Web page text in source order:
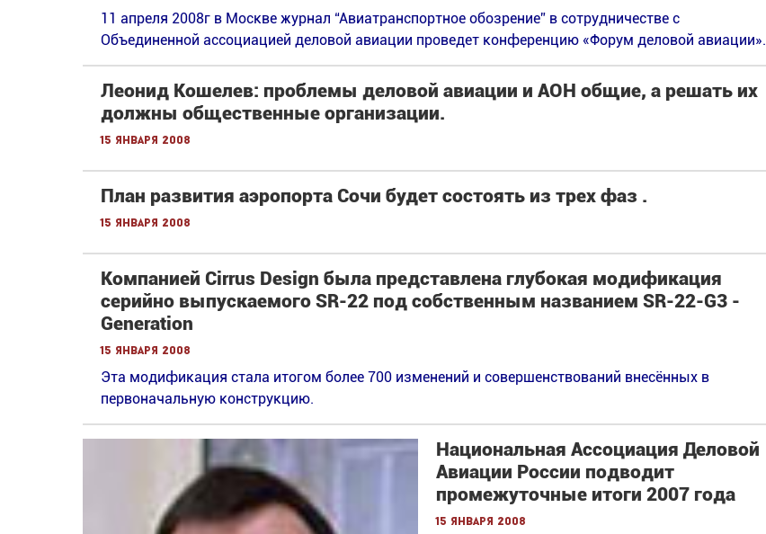
11 апреля 2008г в Москве журнал “Авиатранспортное обозрение” в сотрудничестве c
Объединенной ассоциацией деловой авиации проведет конференцию «Форум деловой авиации».
Леонид Кошелев: проблемы деловой авиации и АОН общие, а решать их
должны общественные организации.
15 января 2008
План развития аэропорта Сочи будет состоять из трех фаз .
15 января 2008
Компанией Cirrus Design была представлена глубокая модификация
серийно выпускаемого SR-22 под собственным названием SR-22-G3 -
Generation
15 января 2008
Эта модификация стала итогом более 700 изменений и совершенствований внесённых в
первоначальную конструкцию.
Национальная Ассоциация Деловой
Авиации России подводит
промежуточные итоги 2007 года
15 января 2008